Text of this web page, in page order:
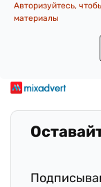
Авторизуйтесь,
материалы